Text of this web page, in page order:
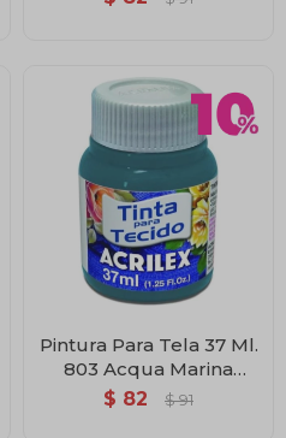
Pintura Para Tela 37 Ml.
803 Acqua Marina
Acrilex
$ 82 $ 91